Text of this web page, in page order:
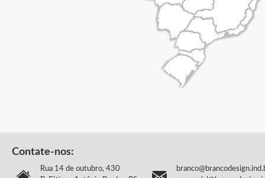
Contate-nos:
Rua 14 de outubro, 430